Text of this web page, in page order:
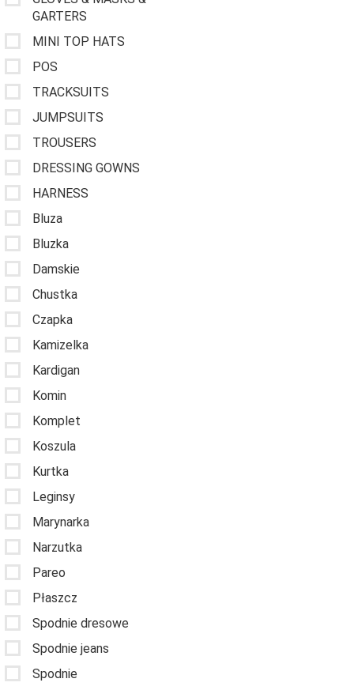
GARTERS
MINI TOP HATS
POS
TRACKSUITS
JUMPSUITS
TROUSERS
DRESSING GOWNS
HARNESS
Bluza
Bluzka
Damskie
Chustka
Czapka
Kamizelka
Kardigan
Komin
Komplet
Koszula
Kurtka
Leginsy
Marynarka
Narzutka
Pareo
Płaszcz
Spodnie dresowe
Spodnie jeans
Spodnie